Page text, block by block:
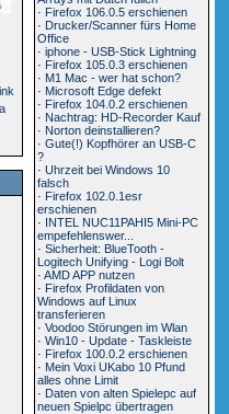
· Firefox 106.0.5 erschienen
· Drucker/Scanner fürs Home
Office
·iphone - USB-Stick Lightning
· Firefox 105.0.3 erschienen
· M1 Mac - wer hat schon?
· Microsoft Edge defekt
· Firefox 104.0.2 erschienen
· Nachtrag: HD-Recorder Kauf
· Norton deinstallieren?
·Gute(!) Kopfhörer an USB-C
?
·Uhrzeit bei Windows 10
falsch
· Firefox 102.0.1esr
erschienen
· INTEL NUC11PAHI5 Mini-PC
empefehlenswer...
·Sicherheit: BlueTooth -
Logitech Unifying - Logi Bolt
·AMD APP nutzen
· Firefox Profildaten von
Windows auf Linux
transferieren
·Voodoo Störungen im Wlan
·Win10 - Update - Taskleiste
· Firefox 100.0.2 erschienen
· Mein Voxi UKabo 10 Pfund
alles ohne Limit
· Daten von alten Spielepc auf
neuen Spielpc übertragen